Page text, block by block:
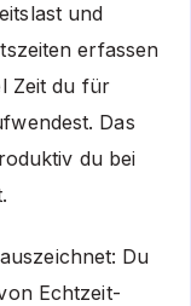
und
erfassen
Zeit du für
Das
du bei
Du
Echtzeit-